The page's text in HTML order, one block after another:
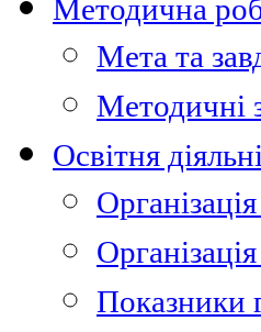
Методична
Мета та
Методичні
Освітня
Показники